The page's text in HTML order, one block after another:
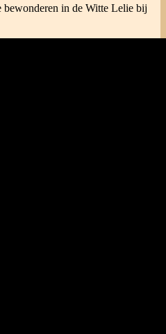
bewonderen in de Witte Lelie bij